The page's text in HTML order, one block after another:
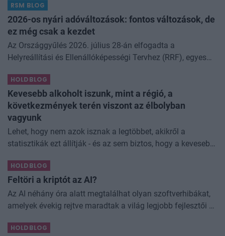
dividend king-et. Azt
RSM BLOG
2026-os nyári adóváltozások: fontos változások, de
ez még csak a kezdet
Az Országgyűlés 2026. július 28-án elfogadta a
Helyreállítási és Ellenállóképességi Tervhez (RRF), egyes
kapcsolódó adóintézkedésekről, v
HOLDBLOG
Kevesebb alkoholt iszunk, mint a régió, a
következmények terén viszont az élbolyban
vagyunk
Lehet, hogy nem azok isznak a legtöbbet, akikről a
statisztikák ezt állítják - és az sem biztos, hogy a kevesebb
Kevesebb alkoholt iszunk
HOLDBLOG
Feltöri a kriptót az AI?
Az AI néhány óra alatt megtalálhat olyan szoftverhibákat,
amelyek évekig rejtve maradtak a világ legjobb fejlesztői és
különösen nagy...
HOLDBLOG